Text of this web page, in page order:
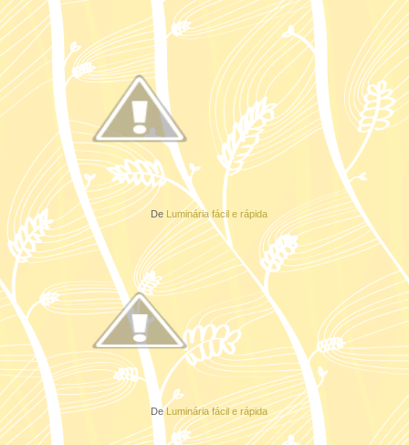
De Luminária fácil e rápida
DeLuminária fácil e rápida